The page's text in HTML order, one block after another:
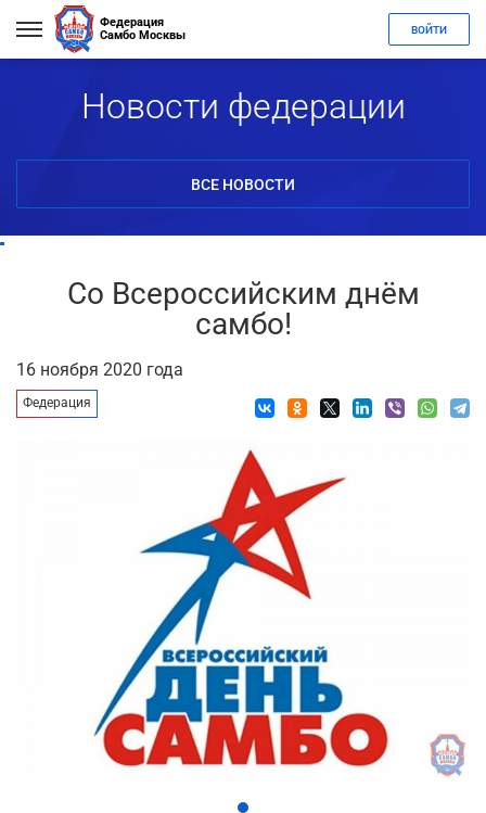
Федерация
Самбо Москвы
ВОЙТИ
Новости федерации
ВСЕ НОВОСТИ
Со Всероссийским днём
самбо!
16 ноября 2020 года
Федерация